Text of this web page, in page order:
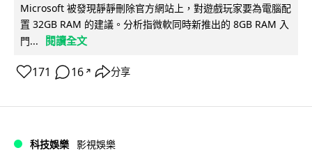
Microsoft 被發現靜靜刪除官方網站上，對遊戲玩家要為電腦配
置 32GB RAM 的建議。分析指微軟同時新推出的 8GB RAM 入
門...
閱讀全文
171 16 ↗ 分享
科技娛樂 影視娛樂